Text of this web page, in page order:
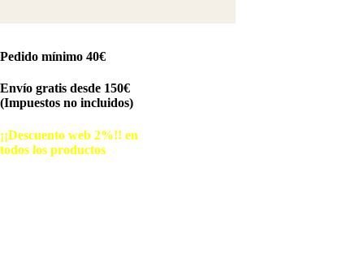
Pedido mínimo 40€
Envío gratis desde 150€
(Impuestos no incluidos)
¡¡Descuento web 2%!! en
todos los productos